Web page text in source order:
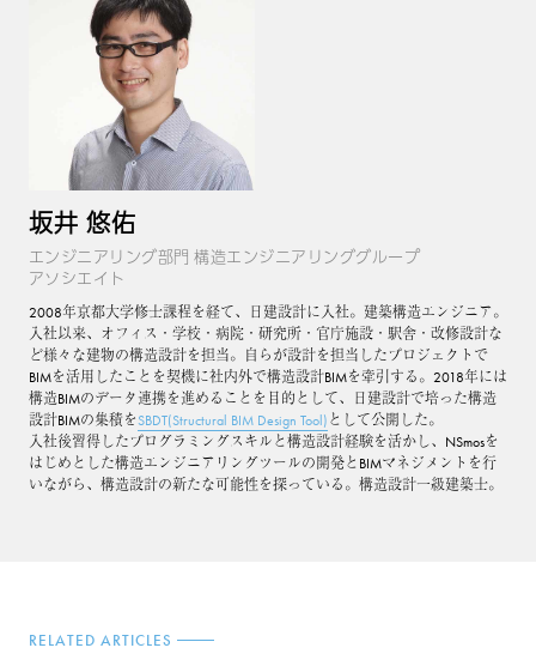
坂井 悠佑
エンジニアリング部門 構造エンジニアリンググループ
アソシエイト
2008年京都大学修士課程を経て、日建設計に入社。建築構造エンジニア。
入社以来、オフィス・学校・病院・研究所・官庁施設・駅舎・改修設計な
ど様々な建物の構造設計を担当。自らが設計を担当したプロジェクトで
BIMを活用したことを契機に社内外で構造設計BIMを牽引する。2018年には
構造BIMのデータ連携を進めることを目的として、日建設計で培った構造
設計BIMの集積をSBDT(Structural BIM Design Tool)として公開した。
入社後習得したプログラミングスキルと構造設計経験を活かし、NSmosを
はじめとした構造エンジニアリングツールの開発とBIMマネジメントを行
いながら、構造設計の新たな可能性を探っている。構造設計一級建築士。
RELATED ARTICLES